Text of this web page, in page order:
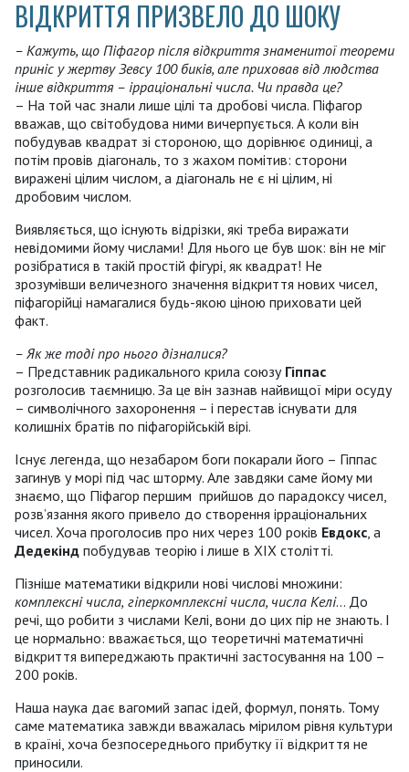
ВІДКРИТТЯ ПРИЗВЕЛО ДО ШОКУ
– Кажуть, що Піфагор після відкриття знаменитої теореми
приніс у жертву Зевсу 100 биків, але приховав від людства
інше відкриття – ірраціональні числа. Чи правда це?
– На той час знали лише цілі та дробові числа. Піфагор
вважав, що світобудова ними вичерпується. А коли він
побудував квадрат зі стороною, що дорівнює одиниці, а
потім провів діагональ, то з жахом помітив: сторони
виражені цілим числом, а діагональ не є ні цілим, ні
дробовим числом.
Виявляється, що існують відрізки, які треба виражати
невідомими йому числами! Для нього це був шок: він не міг
розібратися в такій простій фігурі, як квадрат! Не
зрозумівши величезного значення відкриття нових чисел,
піфагорійці намагалися будь-якою ціною приховати цей
факт.
– Як же тоді про нього дізналися?
– Представник радикального крила союзу Гіппас
розголосив таємницю. За це він зазнав найвищої міри осуду
– символічного захоронення – і перестав існувати для
колишніх братів по піфагорійській вірі.
Існує легенда, що незабаром боги покарали його – Гіппас
загинув у морі під час шторму. Але завдяки саме йому ми
знаємо, що Піфагор першим прийшов до парадоксу чисел,
розв’язання якого привело до створення ірраціональних
чисел. Хоча проголосив про них через 100 років Евдокс , а
Дедекінд побудував теорію і лише в XIX столітті.
Пізніше математики відкрили нові числові множини:
комплексні числа, гіперкомплексні числа, числа Келі... До
речі, що робити з числами Келі, вони до цих пір не знають. І
це нормально: вважається, що теоретичні математичні
відкриття випереджають практичні застосування на 100 –
200 років.
Наша наука дає вагомий запас ідей, формул, понять. Тому
саме математика завжди вважалась мірилом рівня культури
в країні, хоча безпосереднього прибутку її відкриття не
приносили.